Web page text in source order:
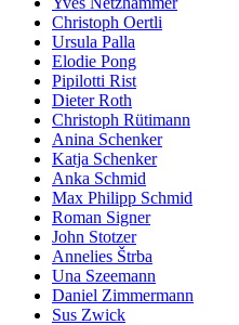
Christoph Oertli
Ursula Palla
Elodie Pong
Pipilotti Rist
Dieter Roth
Christoph Rütimann
Anina Schenker
Katja Schenker
Anka Schmid
Max Philipp Schmid
Roman Signer
John Stotzer
Annelies Štrba
Una Szeemann
Daniel Zimmermann
Sus Zwick